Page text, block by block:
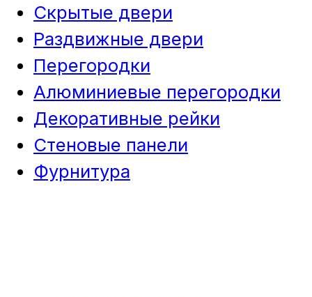
Скрытые двери
Раздвижные двери
Перегородки
Алюминиевые перегородки
Декоративные рейки
Стеновые панели
Фурнитура